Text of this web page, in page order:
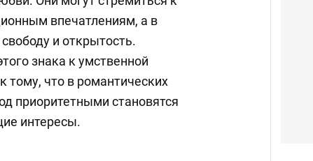
впечатлениям, а в
и открытость.
знака к умственной
тому, что в романтических
приоритетными становятся
интересы.